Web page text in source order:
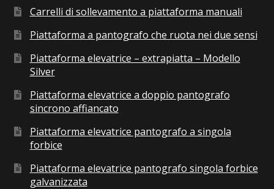
Carrelli di sollevamento a piattaforma manuali
Piattaforma a pantografo che ruota nei due sensi
Piattaforma elevatrice – extrapiatta – Modello
Silver
Piattaforma elevatrice a doppio pantografo
sincrono affiancato
Piattaforma elevatrice pantografo a singola
forbice
Piattaforma elevatrice pantografo singola forbice
galvanizzata